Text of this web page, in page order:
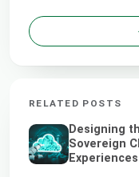
RELATED POSTS
Designing
Sovereign
Experiences